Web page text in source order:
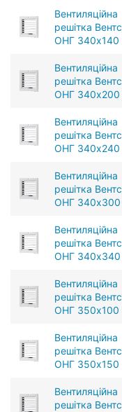
Вентиляційна
решітка Вентс
ОНГ 340х140
Вентиляційна
решітка Вентс
ОНГ 340х200
Вентиляційна
решітка Вентс
ОНГ 340х240
Вентиляційна
решітка Вентс
ОНГ 340х300
Вентиляційна
решітка Вентс
ОНГ 340х340
Вентиляційна
решітка Вентс
ОНГ 350х100
Вентиляційна
решітка Вентс
ОНГ 350х150
Вентиляційна
решітка Вентс